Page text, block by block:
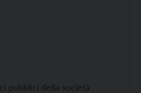
pubblici della società